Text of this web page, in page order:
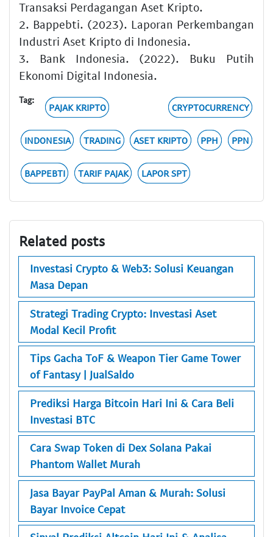
Transaksi Perdagangan Aset Kripto.
2. Bappebti. (2023). Laporan Perkembangan
Industri Aset Kripto di Indonesia.
3. Bank Indonesia. (2022). Buku Putih
Ekonomi Digital Indonesia.
Tag:
PAJAK KRIPTO CRYPTOCURRENCY
INDONESIA TRADING ASET KRIPTO PPH PPN
BAPPEBTI TARIF PAJAK LAPOR SPT
Related posts
Investasi Crypto & Web3: Solusi Keuangan
Masa Depan
Strategi Trading Crypto: Investasi Aset
Modal Kecil Profit
Tips Gacha ToF & Weapon Tier Game Tower
of Fantasy | JualSaldo
Prediksi Harga Bitcoin Hari Ini & Cara Beli
Investasi BTC
Cara Swap Token di Dex Solana Pakai
Phantom Wallet Murah
Jasa Bayar PayPal Aman & Murah: Solusi
Bayar Invoice Cepat